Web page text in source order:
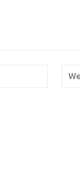
Email: